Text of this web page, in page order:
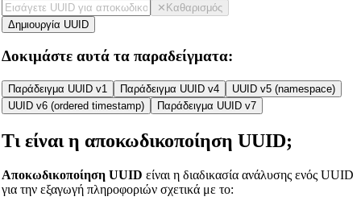
✕ Καθαρισμός
Δημιουργία UUID
Δοκιμάστε αυτά τα παραδείγματα:
Παράδειγμα UUID v1 Παράδειγμα UUID v4
UUID v5 (namespace)
UUID v6 (ordered timestamp)
Παράδειγμα UUID v7
Τι είναι η αποκωδικοποίηση UUID;
Αποκωδικοποίηση UUID είναι η διαδικασία ανάλυσης ενός UUID
για την εξαγωγή πληροφοριών σχετικά με το: